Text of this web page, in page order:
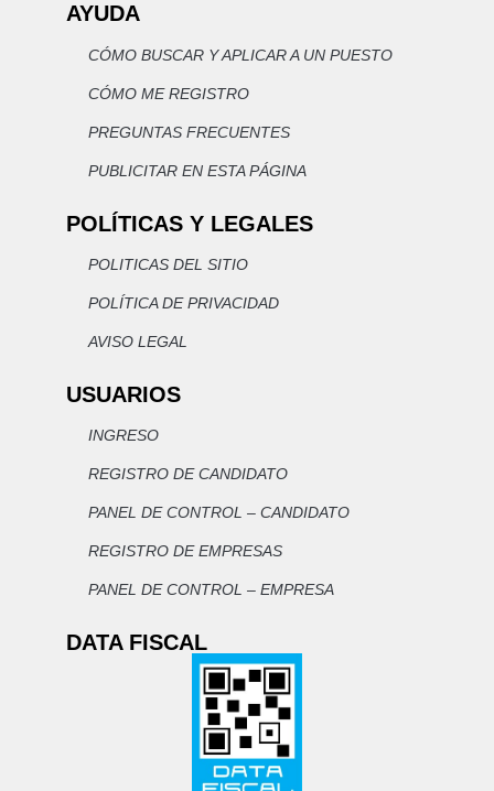
AYUDA
CÓMO BUSCAR Y APLICAR A UN PUESTO
CÓMO ME REGISTRO
PREGUNTAS FRECUENTES
PUBLICITAR EN ESTA PÁGINA
POLÍTICAS Y LEGALES
POLITICAS DEL SITIO
POLÍTICA DE PRIVACIDAD
AVISO LEGAL
USUARIOS
INGRESO
REGISTRO DE CANDIDATO
PANEL DE CONTROL – CANDIDATO
REGISTRO DE EMPRESAS
PANEL DE CONTROL – EMPRESA
DATA FISCAL